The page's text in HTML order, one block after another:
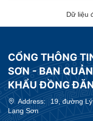
Dữ liệu
CỔNG THÔNG
SƠN - BAN
KHẨU ĐỒNG
Address:
19, đường
Lạng Sơn